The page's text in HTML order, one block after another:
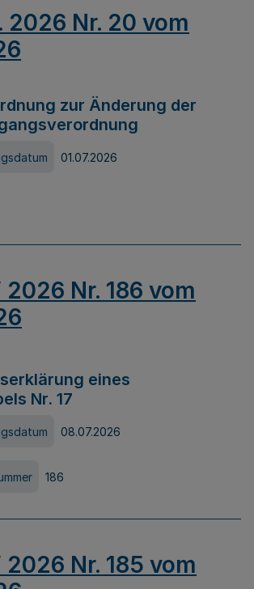
2026 Nr. 20 vom
zur Änderung der
01.07.2026
2026 Nr. 186 vom
eines
Nr. 17
08.07.2026
186
2026 Nr. 185 vom